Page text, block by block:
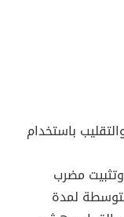
باستخدام
مضرب
لمدة